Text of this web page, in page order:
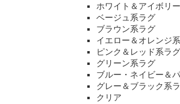
ホワイト＆アイボリ
ベージュ系ラグ
ブラウン系ラグ
イエロー＆オレンジ
ピンク＆レッド系ラグ
グリーン系ラグ
ブルー・ネイビー＆
グレー＆ブラック系
クリア